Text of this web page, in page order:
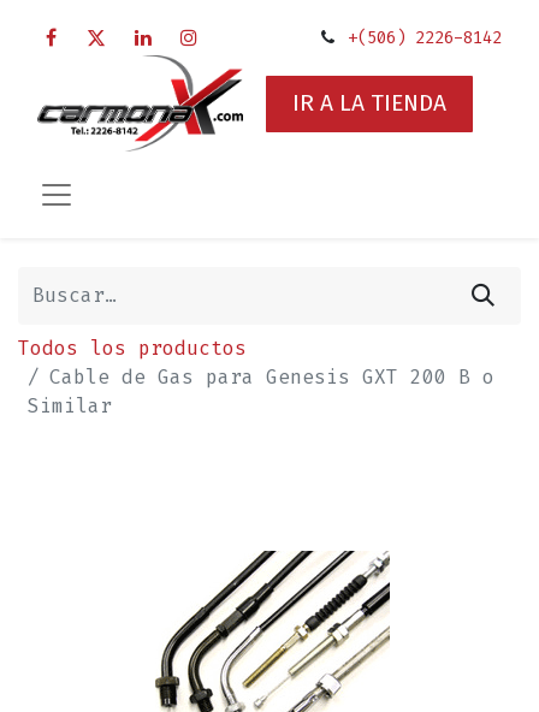
+(506) 2226-8142
IR A LA TIENDA
Todos los productos
Cable de Gas para Genesis GXT 200 B o
Similar